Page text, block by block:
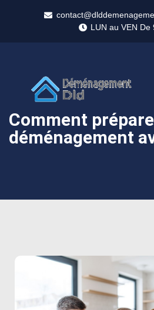
LUN au VEN De
Comment
déménagement